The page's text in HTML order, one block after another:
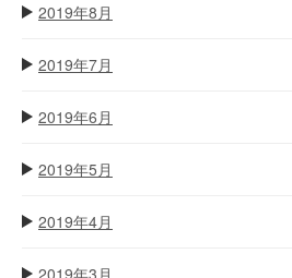
2019年8月
2019年7月
2019年6月
2019年5月
2019年4月